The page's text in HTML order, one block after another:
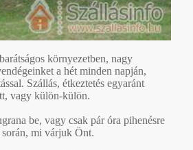
környezetben, nagy
a hét minden napján,
Szállás, étkeztetés egyaránt
vagy külön-külön.
be, vagy csak pár óra pihenésre
során, mi várjuk Önt.